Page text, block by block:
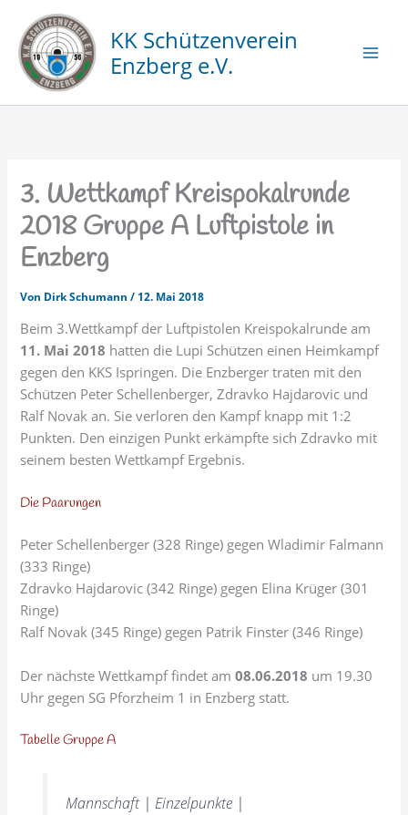
Inhalt
springen
KK Schützenverein
Enzberg e.V.
3. Wettkampf Kreispokalrunde
2018 Gruppe A Luftpistole in
Enzberg
Von Dirk Schumann/ 12. Mai 2018
Beim 3.Wettkampf der Luftpistolen Kreispokalrunde am
11. Mai 2018 hatten die Lupi Schützen einen Heimkampf
gegen den KKS Ispringen. Die Enzberger traten mit den
Schützen Peter Schellenberger, Zdravko Hajdarovic und
Ralf Novak an. Sie verloren den Kampf knapp mit 1:2
Punkten. Den einzigen Punkt erkämpfte sich Zdravko mit
seinem besten Wettkampf Ergebnis.
Die Paarungen
Peter Schellenberger (328 Ringe) gegen Wladimir Falmann
(333 Ringe)
Zdravko Hajdarovic (342 Ringe) gegen Elina Krüger (301
Ringe)
Ralf Novak (345 Ringe) gegen Patrik Finster (346 Ringe)
Der nächste Wettkampf findet am08.06.2018 um 19.30
Uhr gegen SG Pforzheim 1 in Enzberg statt.
Tabelle Gruppe A
Mannschaft | Einzelpunkte |